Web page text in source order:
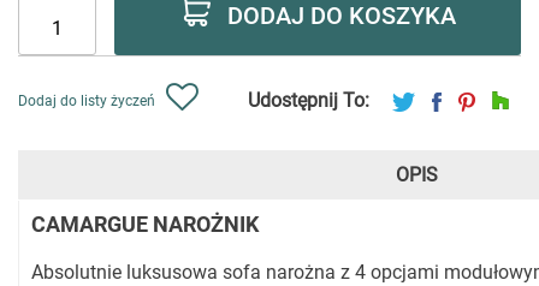
DODAJ DO KOSZYKA
Dodaj do listy życzeń Udostępnij To:
OPIS
CAMARGUE NAROŻNIK
Absolutnie luksusowa sofa narożna z 4 opcjami